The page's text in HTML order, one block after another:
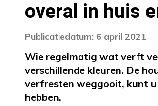
overal in huis
Publicatiedatum: 6 april 2021
Wie regelmatig wat verft
verschillende kleuren. De
verfresten weggooit, kunt u
hebben.